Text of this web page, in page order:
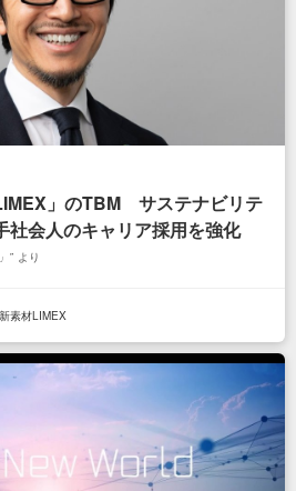
」のTBM サステナビリテ
社会人のキャリア採用を強化
より
素材LIMEX